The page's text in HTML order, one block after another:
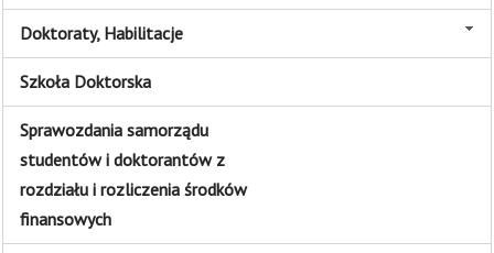
Doktoraty, Habilitacje
Szkoła Doktorska
Sprawozdania samorządu
studentów i doktorantów z
rozdziału i rozliczenia środków
finansowych